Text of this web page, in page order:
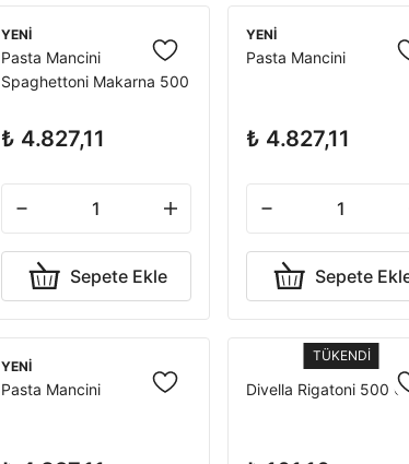
YENİ
Pasta Mancini
Spaghettoni Makarna 500
₺ 4.827,11
Sepete Ekle
YENİ
Pasta Mancini
₺ 4.827,11
Sepete
YENİ
Pasta Mancini
TÜKENDİ
Divella Rigatoni 500